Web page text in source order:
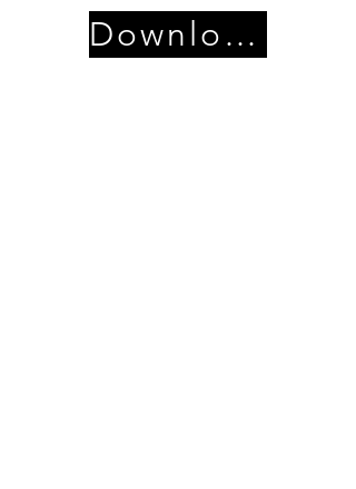
Download